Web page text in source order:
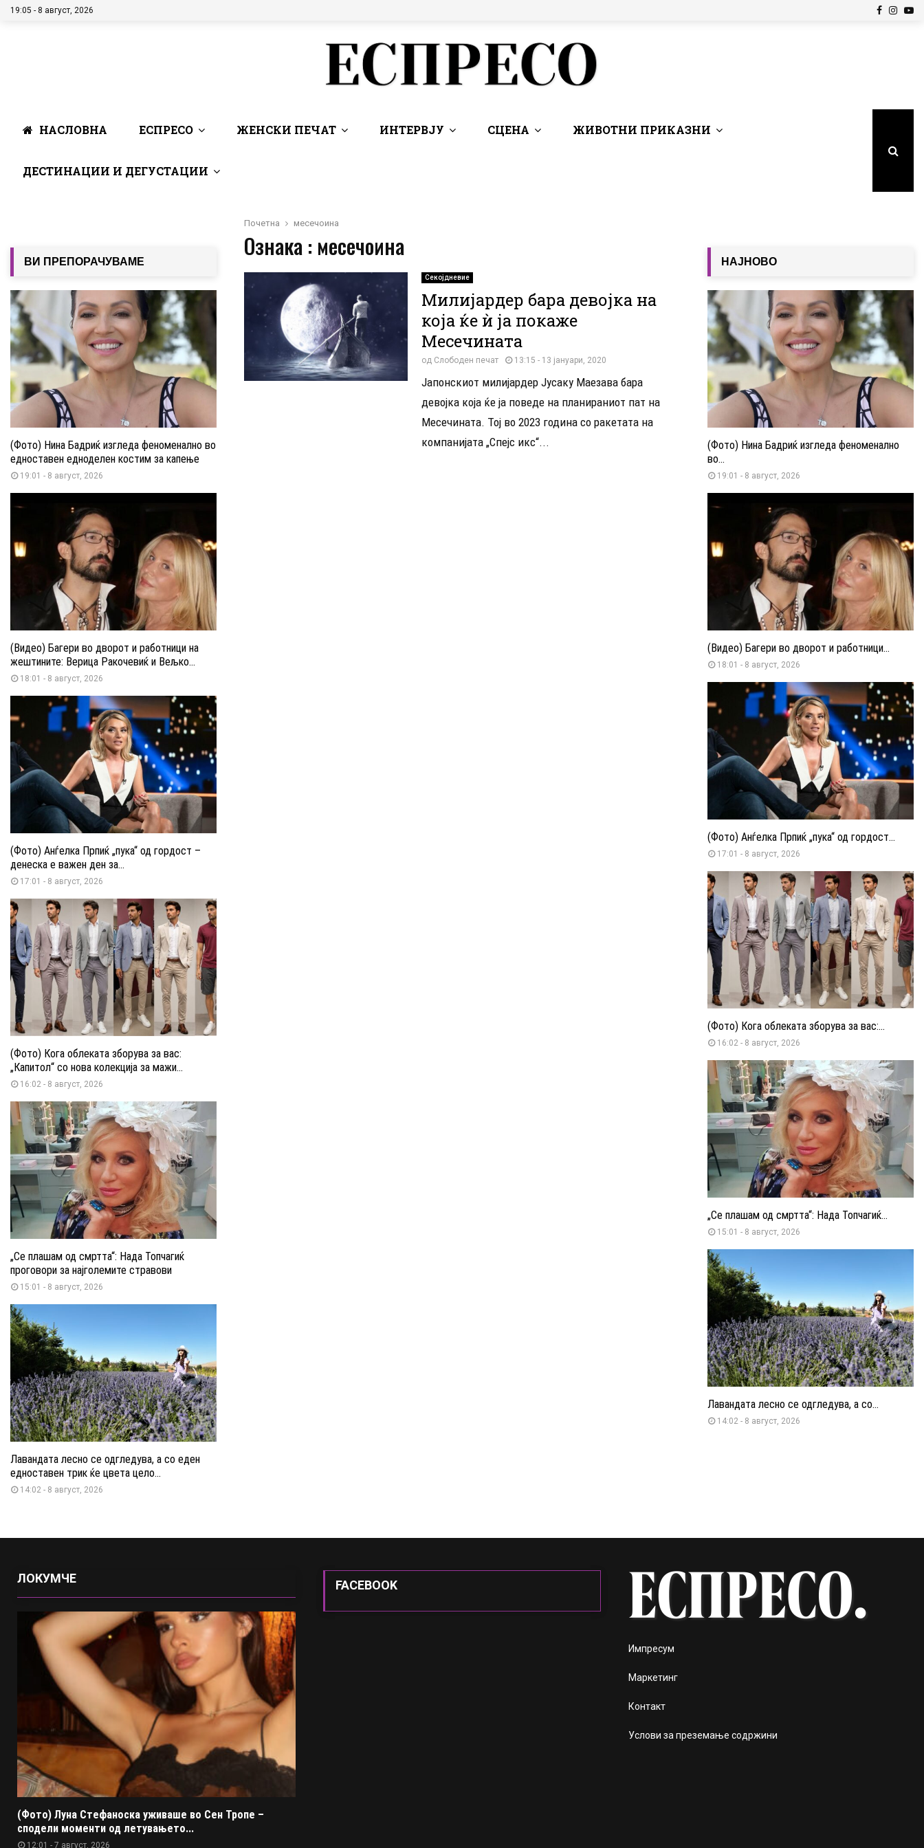
19:05 - 8 август, 2026 Facebook
НАСЛОВНА ЕСПРЕСО ЖЕНСКИ ПЕЧАТ ИНТЕРВЈУ СЦЕНА ЖИВОТНИ ПРИКАЗНИ
ДЕСТИНАЦИИ И ДЕГУСТАЦИИ
Почетна месечоина
Ознака : месечоина
Секојдневие
Милијардер бара девојка на
која ќе ѝ ја покаже
Месечината
од Слободен печат 13:15 - 13 јануари, 2020
Јапонскиот милијардер Јусаку Маезава бара
девојка која ќе ја поведе на планираниот пат на
Месечината. Тој во 2023 година со ракетата на
компанијата „Спејс икс“...
ВИ ПРЕПОРАЧУВАМЕ
(Фото) Нина Бадриќ изгледа феноменално во
едноставен едноделен костим за капење
19:01 - 8 август, 2026
(Видео) Багери во дворот и работници на
жештините: Верица Ракочевиќ и Вељко...
18:01 - 8 август, 2026
(Фото) Анѓелка Прпиќ „пука“ од гордост –
денеска е важен ден за...
17:01 - 8 август, 2026
(Фото) Кога облеката зборува за вас:
„Капитол“ со нова колекција за мажи...
16:02 - 8 август, 2026
„Се плашам од смртта“: Нада Топчагиќ
проговори за најголемите стравови
15:01 - 8 август, 2026
Лавандата лесно се одгледува, а со еден
едноставен трик ќе цвета цело...
14:02 - 8 август, 2026
НАЈНОВО
(Фото) Нина Бадриќ изгледа феноменално
во...
19:01 - 8 август, 2026
(Видео) Багери во дворот и работници...
18:01 - 8 август, 2026
(Фото) Анѓелка Прпиќ „пука“ од гордост...
17:01 - 8 август, 2026
(Фото) Кога облеката зборува за вас:...
16:02 - 8 август, 2026
„Се плашам од смртта“: Нада Топчагиќ...
15:01 - 8 август, 2026
Лавандата лесно се одгледува, а со...
14:02 - 8 август, 2026
ЛОКУМЧЕ
(Фото) Луна Стефаноска уживаше во Сен Тропе –
сподели моменти од летувањето...
12:01 - 7 август, 2026
FACEBOOK
Импресум
Маркетинг
Контакт
Услови за преземање содржини